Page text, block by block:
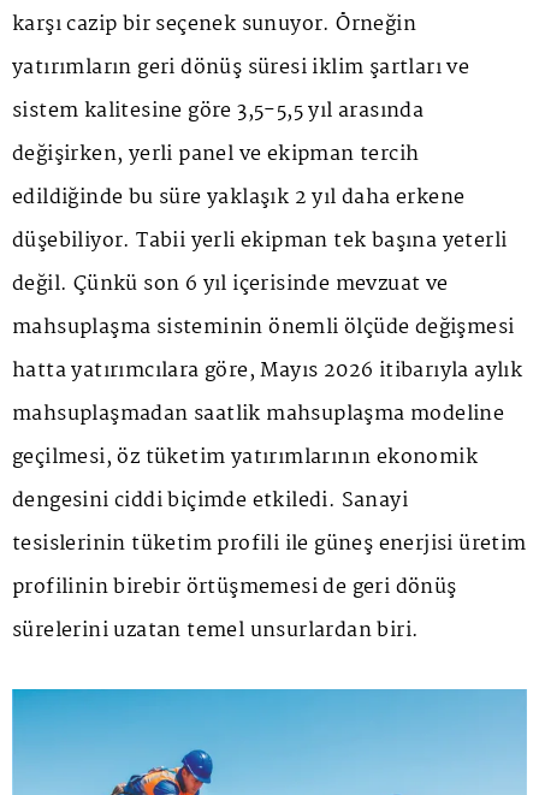
karşı cazip bir seçenek sunuyor. Örneğin
yatırımların geri dönüş süresi iklim şartları ve
sistem kalitesine göre 3,5-5,5 yıl arasında
değişirken, yerli panel ve ekipman tercih
edildiğinde bu süre yaklaşık 2 yıl daha erkene
düşebiliyor. Tabii yerli ekipman tek başına yeterli
değil. Çünkü son 6 yıl içerisinde mevzuat ve
mahsuplaşma sisteminin önemli ölçüde değişmesi
hatta yatırımcılara göre, Mayıs 2026 itibarıyla aylık
mahsuplaşmadan saatlik mahsuplaşma modeline
geçilmesi, öz tüketim yatırımlarının ekonomik
dengesini ciddi biçimde etkiledi. Sanayi
tesislerinin tüketim profili ile güneş enerjisi üretim
profilinin birebir örtüşmemesi de geri dönüş
sürelerini uzatan temel unsurlardan biri.